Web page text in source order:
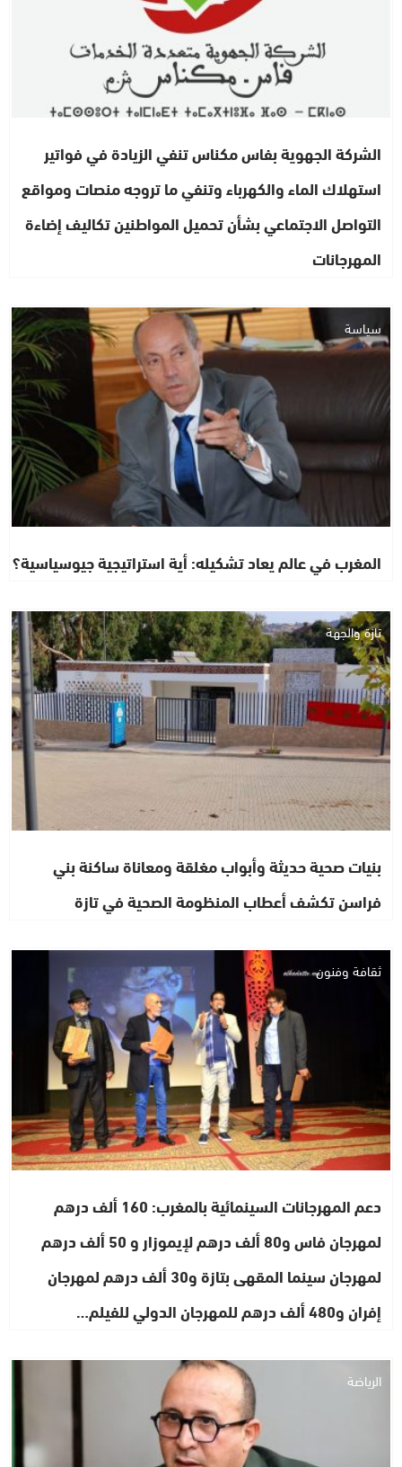
الشركة الجهوية بفاس مكناس تنفي الزيادة في فواتير
استهلاك الماء والكهرباء وتنفي ما تروجه منصات ومواقع
التواصل الاجتماعي بشأن تحميل المواطنين تكاليف إضاءة
المهرجانات
سياسة
المغرب في عالم يعاد تشكيله: أية استراتيجية جيوسياسية؟
تازة والجهة
بنيات صحية حديثة وأبواب مغلقة ومعاناة ساكنة بني
فراسن تكشف أعطاب المنظومة الصحية في تازة
ثقافة وفنون
دعم المهرجانات السينمائية بالمغرب: 160 ألف درهم
لمهرجان فاس و80 ألف درهم لإيموزار و 50 ألف درهم
لمهرجان سينما المقهى بتازة و30 ألف درهم لمهرجان
إفران و480 ألف درهم للمهرجان الدولي للفيلم…
الرياضة